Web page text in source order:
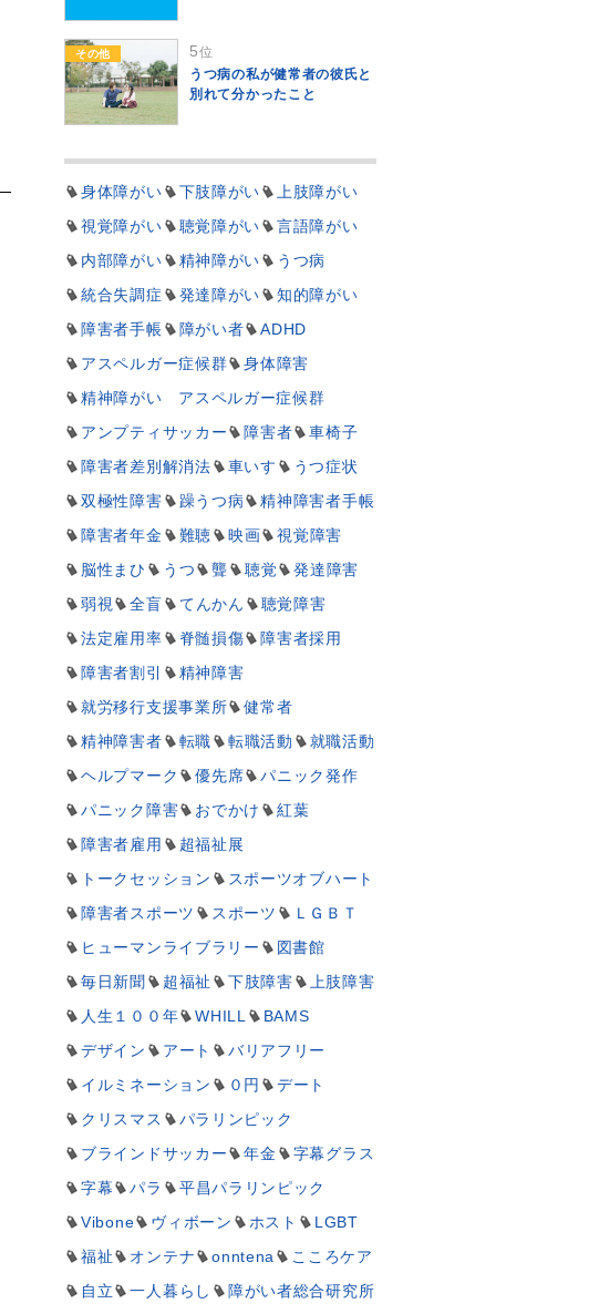
その他 5位
うつ病の私が健常者の彼氏と
別れて分かったこと
身体障がい 下肢障がい
上肢障がい
視覚障がい
聴覚障がい
言語障がい
内部障がい
精神障がい
うつ病
統合失調症
発達障がい
知的障がい
障害者手帳
障がい者
ADHD
アスペルガー症候群
身体障害
精神障がい アスペルガー症候群
アンプティサッカー
障害者
車椅子
障害者差別解消法
車いす
うつ症状
双極性障害
躁うつ病
精神障害者手帳
障害者年金
難聴 映画
視覚障害
脳性まひ
うつ 聾 聴覚
発達障害
弱視
全盲 てんかん
聴覚障害
法定雇用率
脊髄損傷
障害者採用
障害者割引
精神障害
就労移行支援事業所
健常者
精神障害者
転職 転職活動
就職活動
ヘルプマーク
優先席
パニック発作
パニック障害
おでかけ
紅葉
障害者雇用
超福祉展
トークセッション
スポーツオブハート
障害者スポーツ
スポーツ
ＬＧＢＴ
ヒューマンライブラリー
図書館
毎日新聞
超福祉 下肢障害
上肢障害
人生１００年
WHILL
BAMS
デザイン
アート
バリアフリー
イルミネーション
０円
デート
クリスマス
パラリンピック
ブラインドサッカー
年金
字幕グラス
字幕
パラ
平昌パラリンピック
Vibone
ヴィボーン ホスト
LGBT
福祉
オンテナ onntena
こころケア
自立
一人暮らし
障がい者総合研究所